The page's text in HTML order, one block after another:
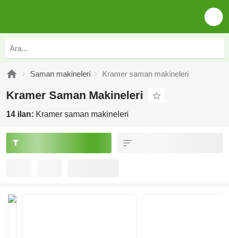
Saman makineleri Kramer saman makineleri
Kramer Saman Makineleri
14 ilan: Kramer saman makineleri